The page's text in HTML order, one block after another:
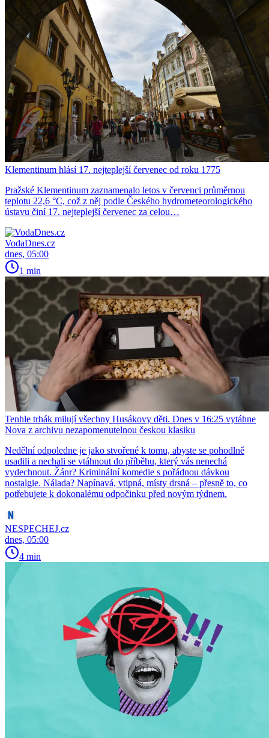
Klementinum hlásí 17. nejteplejší červenec od roku 1775
Pražské Klementinum zaznamenalo letos v červenci průměrnou
teplotu 22,6 °C, což z něj podle Českého hydrometeorologického
ústavu činí 17. nejteplejší červenec za celou…
VodaDnes.cz
dnes, 05:00
1 min
Tenhle trhák milují všechny Husákovy děti. Dnes v 16:25 vytáhne
Nova z archivu nezapomenutelnou českou klasiku
Nedělní odpoledne je jako stvořené k tomu, abyste se pohodlně
usadili a nechali se vtáhnout do příběhu, který vás nenechá
vydechnout. Žánr? Kriminální komedie s pořádnou dávkou
nostalgie. Nálada? Napínavá, vtipná, místy drsná – přesně to, co
potřebujete k dokonalému odpočinku před novým týdnem.
NESPECHEJ.cz
dnes, 05:00
4 min